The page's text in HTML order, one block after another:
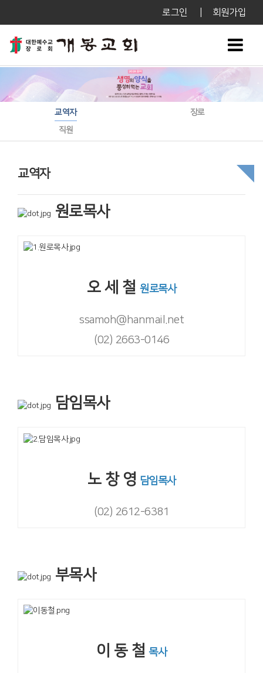
로그인 회원가입
교역자
장로
직원
교역자
원로목사
오 세 철 원로목사
ssamoh@hanmail.net
(02) 2663-0146
담임목사
노 창 영 담임목사
(02) 2612-6381
부목사
이 동 철 목사